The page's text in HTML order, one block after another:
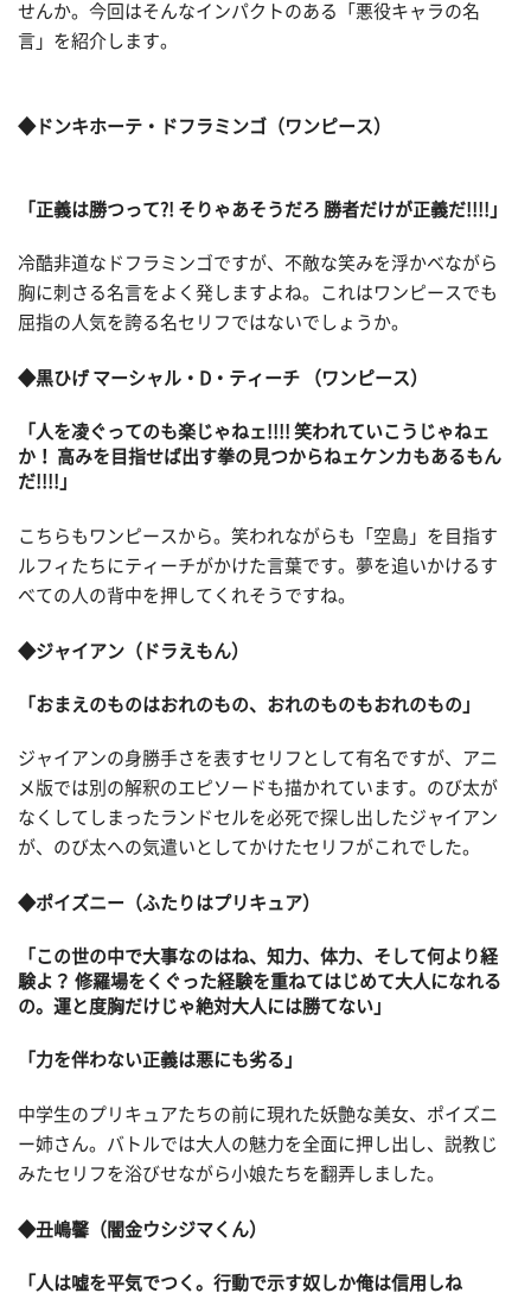
せんか。今回はそんなインパクトのある「悪役キャラの名
言」を紹介します。
◆ドンキホーテ・ドフラミンゴ（ワンピース）
「正義は勝つって?! そりゃあそうだろ 勝者だけが正義だ!!!!」
冷酷非道なドフラミンゴですが、不敵な笑みを浮かべながら
胸に刺さる名言をよく発しますよね。これはワンピースでも
屈指の人気を誇る名セリフではないでしょうか。
◆黒ひげ マーシャル・D・ティーチ （ワンピース）
「人を凌ぐってのも楽じゃねェ!!!! 笑われていこうじゃねェ
か！ 高みを目指せば出す拳の見つからねェケンカもあるもん
だ!!!!」
こちらもワンピースから。笑われながらも「空島」を目指す
ルフィたちにティーチがかけた言葉です。夢を追いかけるす
べての人の背中を押してくれそうですね。
◆ジャイアン（ドラえもん）
「おまえのものはおれのもの、おれのものもおれのもの」
ジャイアンの身勝手さを表すセリフとして有名ですが、アニ
メ版では別の解釈のエピソードも描かれています。のび太が
なくしてしまったランドセルを必死で探し出したジャイアン
が、のび太への気遣いとしてかけたセリフがこれでした。
◆ポイズニー（ふたりはプリキュア）
「この世の中で大事なのはね、知力、体力、そして何より経
験よ？ 修羅場をくぐった経験を重ねてはじめて大人になれる
の。運と度胸だけじゃ絶対大人には勝てない」
「力を伴わない正義は悪にも劣る」
中学生のプリキュアたちの前に現れた妖艶な美女、ポイズニ
ー姉さん。バトルでは大人の魅力を全面に押し出し、説教じ
みたセリフを浴びせながら小娘たちを翻弄しました。
◆丑嶋馨（闇金ウシジマくん）
「人は嘘を平気でつく。行動で示す奴しか俺は信用しね